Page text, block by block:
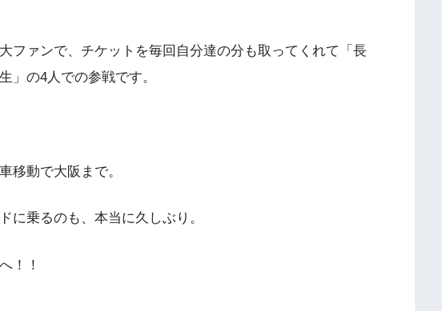
ファンで、チケットを毎回自分達の分も取ってくれて「長
」の4人での参戦です。
移動で大阪まで。
に乗るのも、本当に久しぶり。
！！